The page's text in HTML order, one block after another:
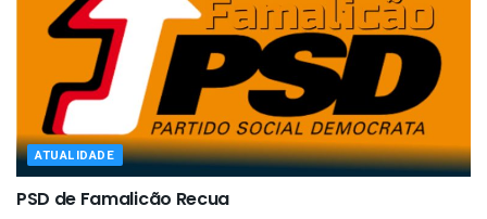
ATUALIDADE
PSD de Famalicão Recua